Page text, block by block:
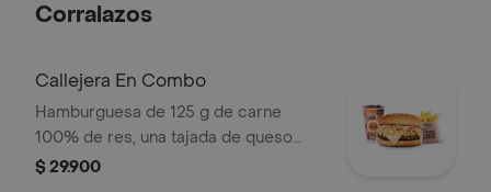
Corralazos
Callejera En Combo
Hamburguesa de 125 g de carne
100% de res, una tajada de queso
tipo mozzarella, papas callejera, salsa
$ 29.900